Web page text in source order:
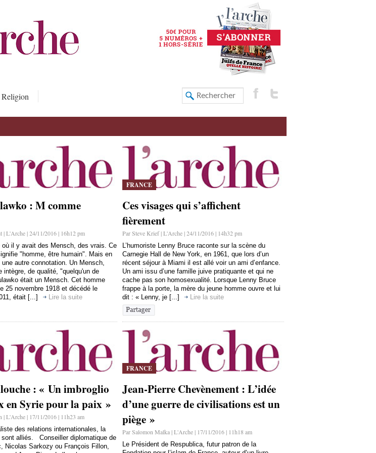
Religion
: M comme
| L'Arche | 24/11/2016 | 16h12 pm
où il y avait des Mensch, des vrais. Ce
"homme, être humain". Mais en
autre connotation. Un Mensch,
intègre, de qualité, "quelqu'un de
était un Mensch. Cet homme
25 novembre 1918 et décédé le
était [...]
Lire la suite
FRANCE
Ces visages qui s’affichent
fièrement
Par Steve Krief | L'Arche | 24/11/2016 | 14h32 pm
L’humoriste Lenny Bruce raconte sur la scène du
Carnegie Hall de New York, en 1961, que lors d’un
récent séjour à Miami il est allé voir un ami d’enfance.
Un ami issu d’une famille juive pratiquante et qui ne
cache pas son homosexualité. Lorsque Lenny Bruce
frappe à la porte, la mère du jeune homme ouvre et lui
dit : « Lenny, je [...]
Lire la suite
: « Un imbroglio
en Syrie pour la paix »
| L'Arche | 17/11/2016 | 11h23 am
des relations internationales, la
sont alliés. Conseiller diplomatique de
Nicolas Sarkozy ou François Fillon,
FRANCE
Jean-Pierre Chevènement : L’idée
d’une guerre de civilisations est un
piège »
Par Salomon Malka | L'Arche | 17/11/2016 | 11h18 am
Le Président de Respublica, futur patron de la